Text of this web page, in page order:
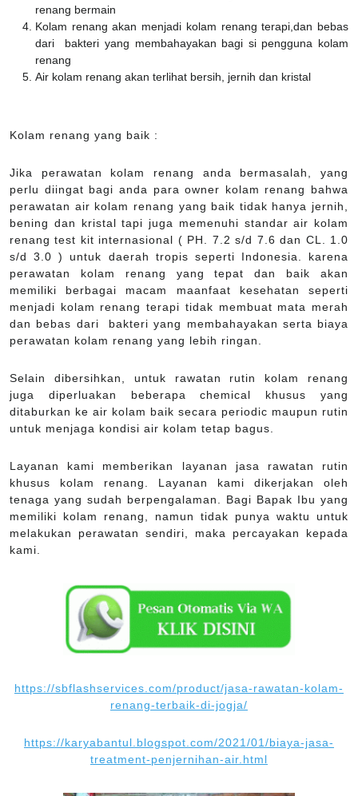
renang bermain
Kolam renang akan menjadi kolam renang terapi,dan bebas
dari bakteri yang membahayakan bagi si pengguna kolam
renang
Air kolam renang akan terlihat bersih, jernih dan kristal
Kolam renang yang baik :
Jika perawatan kolam renang anda bermasalah, yang
perlu diingat bagi anda para owner kolam renang bahwa
perawatan air kolam renang yang baik tidak hanya jernih,
bening dan kristal tapi juga memenuhi standar air kolam
renang test kit internasional ( PH. 7.2 s/d 7.6 dan CL. 1.0
s/d 3.0 ) untuk daerah tropis seperti Indonesia. karena
perawatan kolam renang yang tepat dan baik akan
memiliki berbagai macam maanfaat kesehatan seperti
menjadi kolam renang terapi tidak membuat mata merah
dan bebas dari bakteri yang membahayakan serta biaya
perawatan kolam renang yang lebih ringan.
Selain dibersihkan, untuk rawatan rutin kolam renang
juga diperluakan beberapa chemical khusus yang
ditaburkan ke air kolam baik secara periodic maupun rutin
untuk menjaga kondisi air kolam tetap bagus.
Layanan kami memberikan layanan jasa rawatan rutin
khusus kolam renang. Layanan kami dikerjakan oleh
tenaga yang sudah berpengalaman. Bagi Bapak Ibu yang
memiliki kolam renang, namun tidak punya waktu untuk
melakukan perawatan sendiri, maka percayakan kepada
kami.
https://sbflashservices.com/product/jasa-rawatan-kolam-
renang-terbaik-di-jogja/
https://karyabantul.blogspot.com/2021/01/biaya-jasa-
treatment-penjernihan-air.html